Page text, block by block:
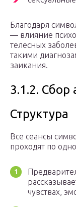
Благодаря
— влияние
телесных
такими
заикания.
3.1.2. Сбор
Структура
Все сеансы
проходят по
чувствах,